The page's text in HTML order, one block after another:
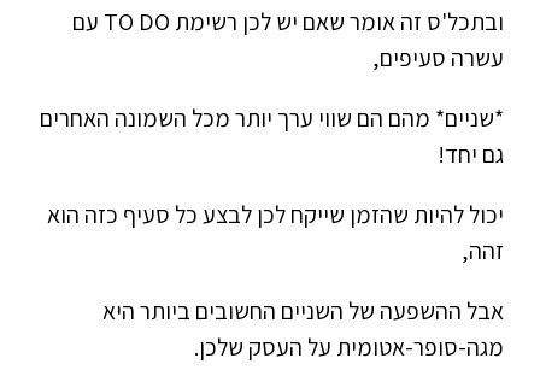
ובתכל'ס זה אומר שאם יש לכן רשימת TO DO עם
עשרה סעיפים,
*שניים* מהם הם שווי ערך יותר מכל השמונה האחרים
גם יחד!
יכול להיות שהזמן שייקח לכן לבצע כל סעיף כזה הוא
זהה,
אבל ההשפעה של השניים החשובים ביותר היא
מגה-סופר-אטומית על העסק שלכן.